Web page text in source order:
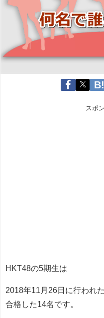
スポ
HKT48の5期生は
2018年11月26日に行われ
合格した14名です。